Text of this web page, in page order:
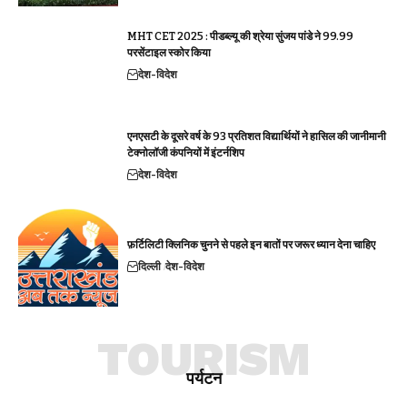
MHT CET 2025 : पीडब्ल्यू की श्रेया सुंजय पांडे ने 99.99
परसेंटाइल स्कोर किया
देश-विदेश
एनएसटी के दूसरे वर्ष के 93 प्रतिशत विद्यार्थियों ने हासिल की जानीमानी
टेक्नोलॉजी कंपनियों में इंटर्नशिप
देश-विदेश
फ़र्टिलिटी क्लिनिक चुनने से पहले इन बातों पर जरूर ध्यान देना चाहिए
दिल्ली देश-विदेश
पर्यटन
TOURISM